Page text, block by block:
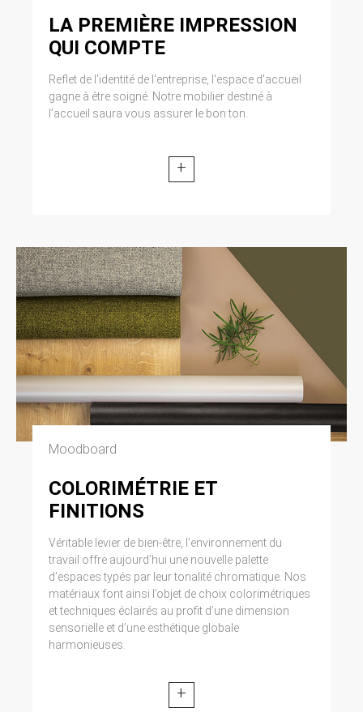
LA PREMIÈRE IMPRESSION
QUI COMPTE
Reflet de l'identité de l'entreprise, l'espace d'accueil
gagne à être soigné. Notre mobilier destiné à
l’accueil saura vous assurer le bon ton.
+
Moodboard
COLORIMÉTRIE ET
FINITIONS
Véritable levier de bien-être, l’environnement du
travail offre aujourd’hui une nouvelle palette
d’espaces typés par leur tonalité chromatique. Nos
matériaux font ainsi l’objet de choix colorimétriques
et techniques éclairés au profit d’une dimension
sensorielle et d’une esthétique globale
harmonieuses.
+